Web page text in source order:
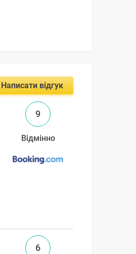
Написати відгук
9
Відмінно
6